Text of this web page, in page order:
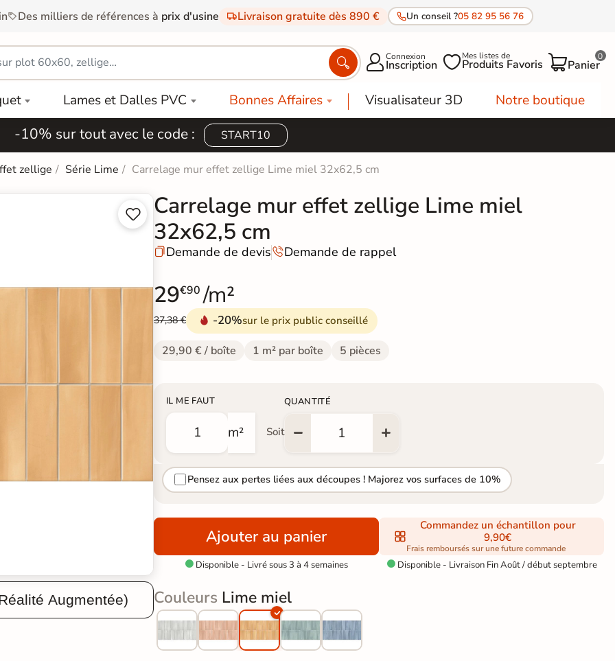
Des milliers de références à prix d'usine Livraison gratuite dès 890 € Un conseil ?05 82 95 56 76
 Connexion
Inscription Mes listes de
Produits Favoris Panier
0
Lames et Dalles PVC Bonnes Affaires Visualisateur 3D Notre boutique
-10% sur tout avec le code : START10
zellige Série Lime Carrelage mur effet zellige Lime miel 32x62,5 cm


Augmentée)
Carrelage mur effet zellige Lime miel
32x62,5 cm
Demande de devisDemande de rappel
29€90 /m²
37,38 € -20%sur le prix public conseillé
29,90 € / boîte 1 m² par boîte 5 pièces
IL ME FAUT
m² Soit
QUANTITÉ
Pensez aux pertes liées aux découpes ! Majorez vos surfaces de 10%
Ajouter au panier
 Disponible - Livré sous 3 à 4 semaines
Commandez un échantillon pour
9,90€
Frais remboursés sur une future commande
Disponible - Livraison Fin Août / début septembre
Couleurs Lime miel